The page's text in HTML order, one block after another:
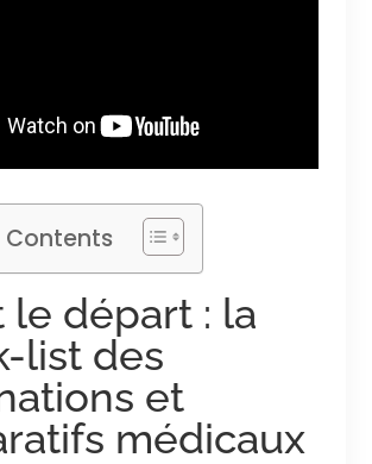
Contents
le départ : la
list des
et
médicaux